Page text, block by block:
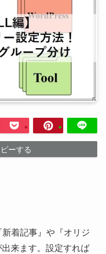
ーする
着記事』や『オリジ
来ます。設定すれば